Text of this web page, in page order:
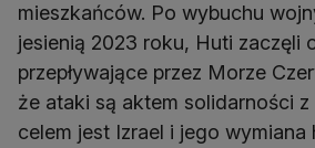
mieszkańców. Po wybuchu
jesienią 2023 roku, Huti zaczęli
przepływające przez Morze
że ataki są aktem solidarności z
celem jest Izrael i jego wymiana